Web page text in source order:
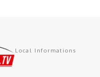
Local Informations